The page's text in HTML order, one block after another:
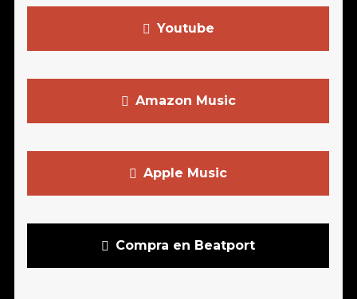
Youtube
Amazon Music
Apple Music
Compra en Beatport